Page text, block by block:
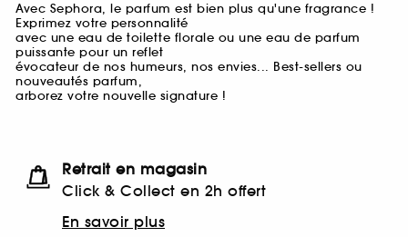
Avec Sephora, le parfum est bien plus qu'une fragrance !
Exprimez votre personnalité
avec une eau de toilette florale ou une eau de parfum
puissante pour un reflet
évocateur de nos humeurs, nos envies... Best-sellers ou
nouveautés parfum,
arborez votre nouvelle signature !
Retrait en magasin
Click & Collect en 2h offert
En savoir plus